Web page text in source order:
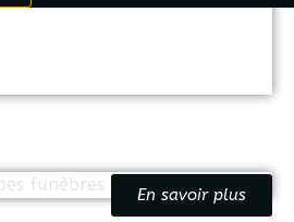
En savoir plus